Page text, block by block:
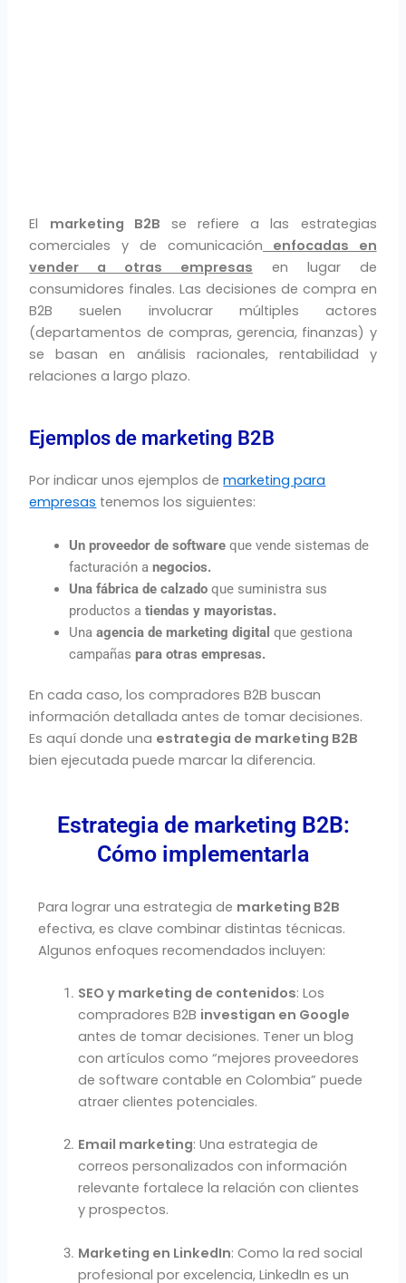
El marketing B2B se refiere a las estrategias
comerciales y de comunicación enfocadas en
vender a otras empresas en lugar de
consumidores finales. Las decisiones de compra en
B2B suelen involucrar múltiples actores
(departamentos de compras, gerencia, finanzas) y
se basan en análisis racionales, rentabilidad y
relaciones a largo plazo.
Ejemplos de marketing B2B
Por indicar unos ejemplos demarketing para
empresas tenemos los siguientes:
Un proveedor de software que vende sistemas de
facturación anegocios.
Una fábrica de calzado que suministra sus
productos a tiendas y mayoristas.
Unaagencia de marketing digital que gestiona
campañaspara otras empresas.
En cada caso, los compradores B2B buscan
información detallada antes de tomar decisiones.
Es aquí donde una estrategia de marketing B2B
bien ejecutada puede marcar la diferencia.
Estrategia de marketing B2B:
Cómo implementarla
Para lograr una estrategia de marketing B2B
efectiva, es clave combinar distintas técnicas.
Algunos enfoques recomendados incluyen:
SEO y marketing de contenidos: Los
compradores B2B investigan en Google
antes de tomar decisiones. Tener un blog
con artículos como “mejores proveedores
de software contable en Colombia” puede
atraer clientes potenciales.
Email marketing: Una estrategia de
correos personalizados con información
relevante fortalece la relación con clientes
y prospectos.
Marketing en LinkedIn: Como la red social
profesional por excelencia, LinkedIn es un